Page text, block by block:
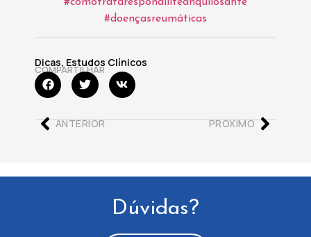
#comotratarespondiliteanquilosante
#doençasreumáticas
Dicas, Estudos Clínicos
COMPARTILHAR
ANTERIOR PROXIMO
Dúvidas?